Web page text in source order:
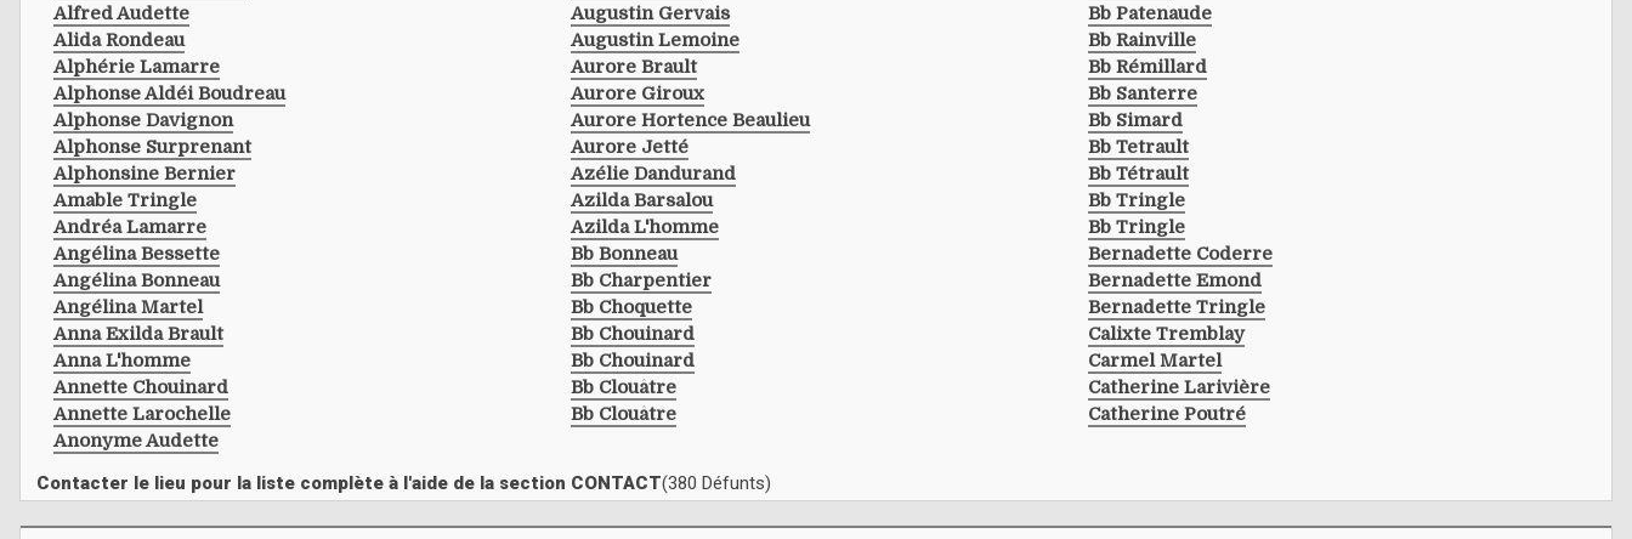
Alfred Audette
Alida Rondeau
Alphérie Lamarre
Alphonse Aldéi Boudreau
Alphonse Davignon
Alphonse Surprenant
Alphonsine Bernier
Amable Tringle
Andréa Lamarre
Angélina Bessette
Angélina Bonneau
Angélina Martel
Anna Exilda Brault
Anna L'homme
Annette Chouinard
Annette Larochelle
Anonyme Audette
Augustin Gervais
Augustin Lemoine
Aurore Brault
Aurore Giroux
Aurore Hortence Beaulieu
Aurore Jetté
Azélie Dandurand
Azilda Barsalou
Azilda L'homme
Bb Bonneau
Bb Charpentier
Bb Choquette
Bb Chouinard
Bb Chouinard
Bb Clouâtre
Bb Clouâtre
Bb Patenaude
Bb Rainville
Bb Rémillard
Bb Santerre
Bb Simard
Bb Tetrault
Bb Tétrault
Bb Tringle
Bb Tringle
Bernadette Coderre
Bernadette Emond
Bernadette Tringle
Calixte Tremblay
Carmel Martel
Catherine Larivière
Catherine Poutré
Contacter le lieu pour la liste complète à l'aide de la section CONTACT(380 Défunts)